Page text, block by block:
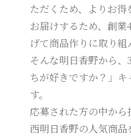
ただくため、よりお
お届けするため、創
げて商品作りに取り組
そんな明日香野から
ちが好きですか？」
す。
応募された方の中か
西明日香野の人気商品